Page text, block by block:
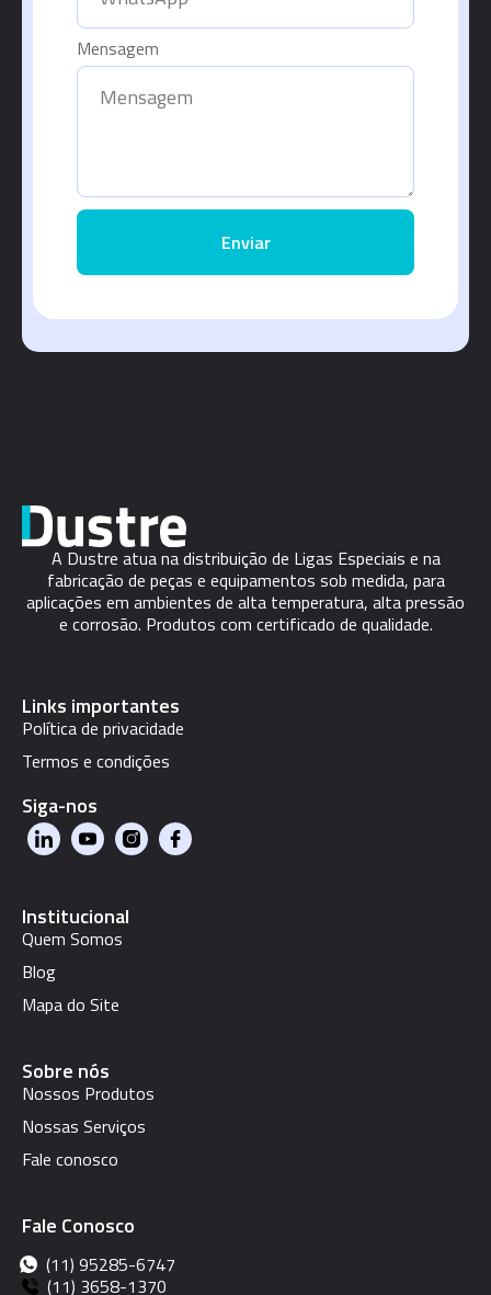
Mensagem
Enviar
A Dustre atua na distribuição de Ligas Especiais e na
fabricação de peças e equipamentos sob medida, para
aplicações em ambientes de alta temperatura, alta pressão
e corrosão. Produtos com certificado de qualidade.
Links importantes
Política de privacidade
Termos e condições
Siga-nos
Institucional
Quem Somos
Blog
Mapa do Site
Sobre nós
Nossos Produtos
Nossas Serviços
Fale conosco
Fale Conosco
(11) 95285-6747
(11) 3658-1370